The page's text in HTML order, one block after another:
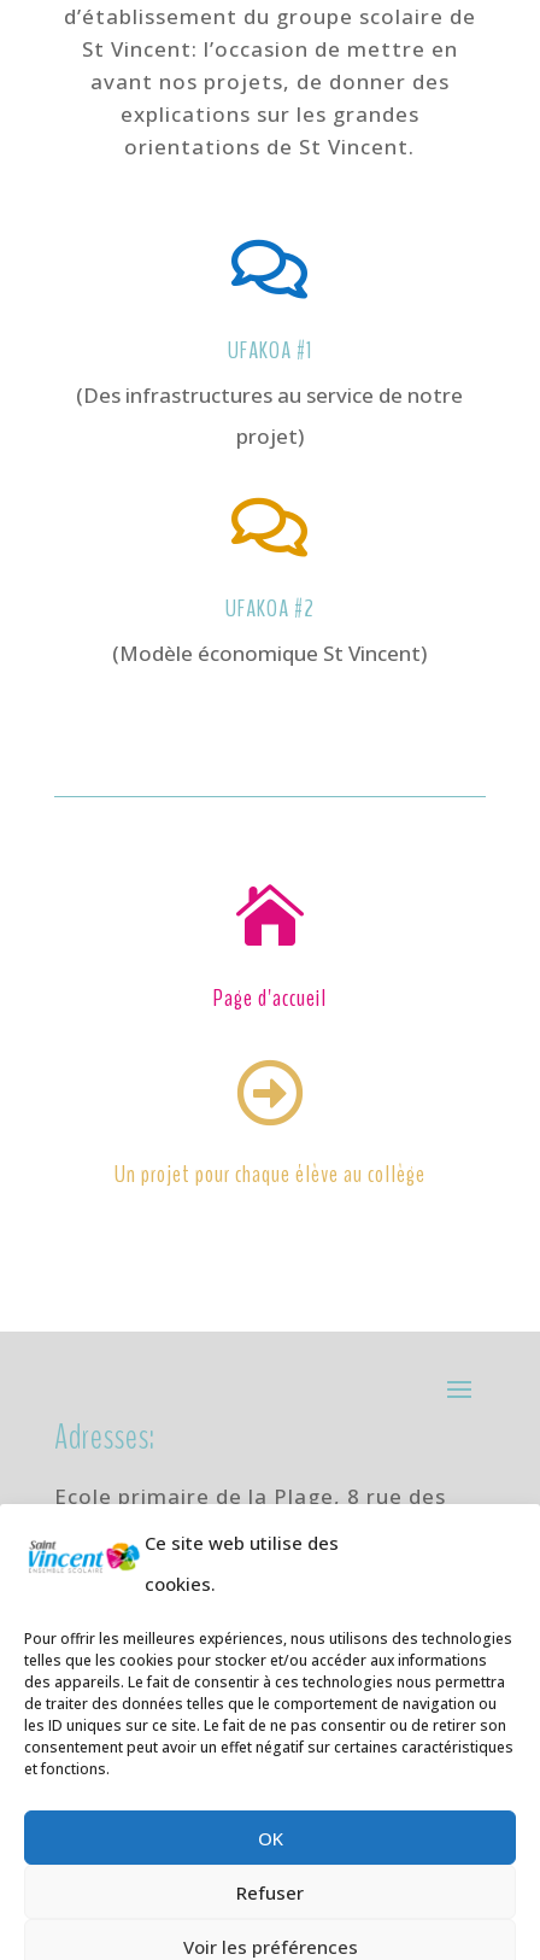
Ce site web utilise des
cookies.
Pour offrir les meilleures expériences, nous utilisons des technologies
telles que les cookies pour stocker et/ou accéder aux informations
des appareils. Le fait de consentir à ces technologies nous permettra
de traiter des données telles que le comportement de navigation ou
les ID uniques sur ce site. Le fait de ne pas consentir ou de retirer son
consentement peut avoir un effet négatif sur certaines caractéristiques
et fonctions.
OK
Refuser
Voir les préférences
d’établissement du groupe scolaire de
St Vincent: l’occasion de mettre en
avant nos projets, de donner des
explications sur les grandes
orientations de St Vincent.

UFAKOA #1
(Des infrastructures au service de notre
projet)

UFAKOA #2
(Modèle économique St Vincent)

Page d'accueil

Un projet pour chaque élève au collège
Adresses:
Ecole primaire de la Plage, 8 rue des
Téléphone
Libération 64700 Hendaye
Téléphone 05 59 48 89 00
E-mail:secretariat@saintvincent.eus